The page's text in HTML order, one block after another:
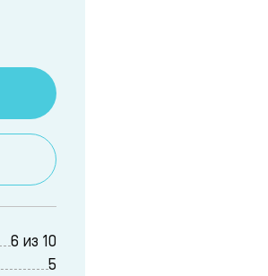
6 из 10
5